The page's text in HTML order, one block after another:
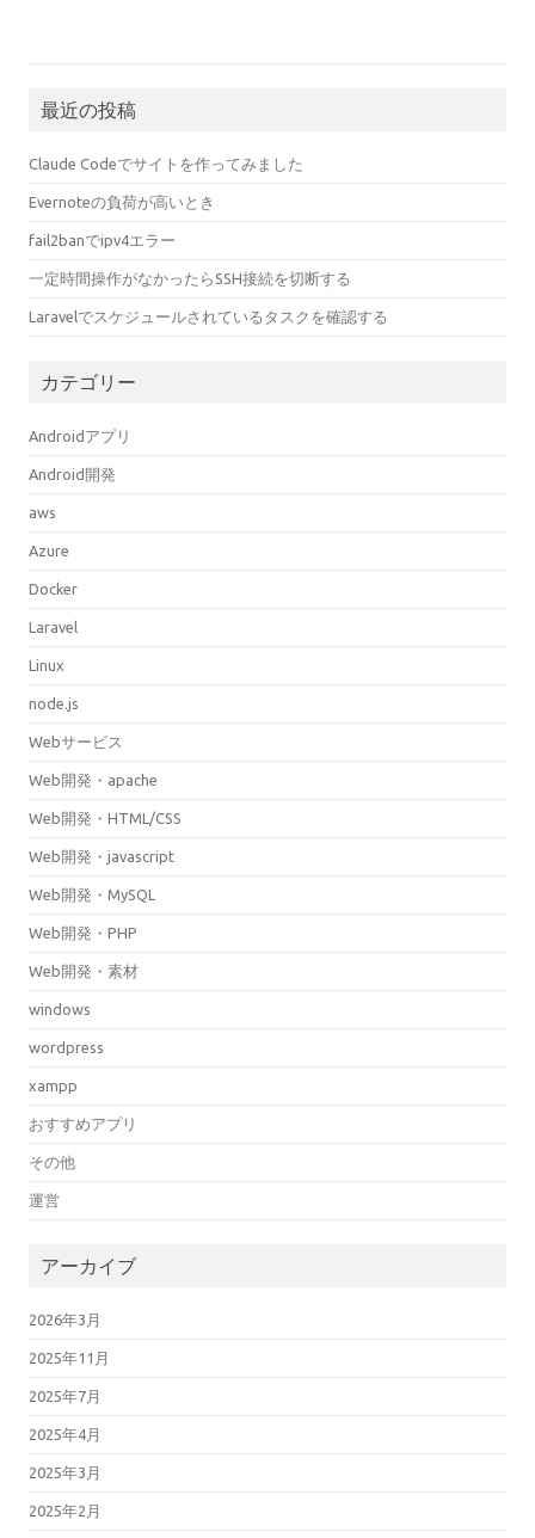
最近の投稿
Claude Codeでサイトを作ってみました
Evernoteの負荷が高いとき
fail2banでipv4エラー
一定時間操作がなかったらSSH接続を切断する
Laravelでスケジュールされているタスクを確認する
カテゴリー
Androidアプリ
Android開発
aws
Azure
Docker
Laravel
Linux
node.js
Webサービス
Web開発・apache
Web開発・HTML/CSS
Web開発・javascript
Web開発・MySQL
Web開発・PHP
Web開発・素材
windows
wordpress
xampp
おすすめアプリ
その他
運営
アーカイブ
2026年3月
2025年11月
2025年7月
2025年4月
2025年3月
2025年2月